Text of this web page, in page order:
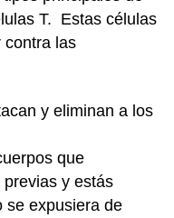
T. Estas células
contra las
y eliminan a los
que
y estás
se expusiera de